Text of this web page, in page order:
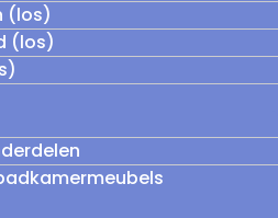
(los)
(los)